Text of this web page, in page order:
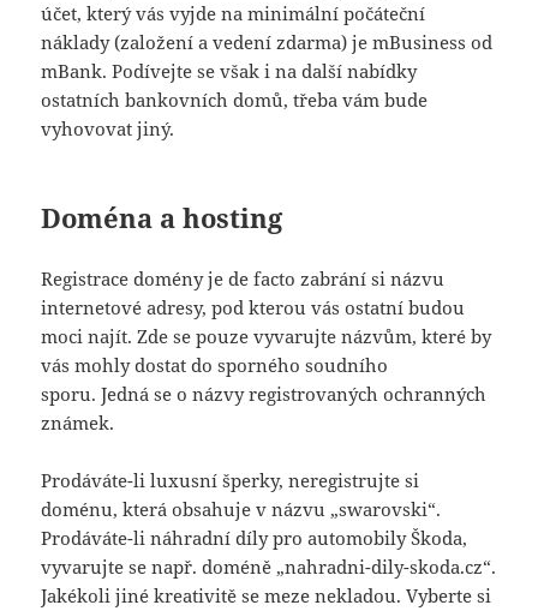
účet, který vás vyjde na minimální počáteční
náklady (založení a vedení zdarma) je mBusiness od
mBank. Podívejte se však i na další nabídky
ostatních bankovních domů, třeba vám bude
vyhovovat jiný.
Doména a hosting
Registrace domény je de facto zabrání si názvu
internetové adresy, pod kterou vás ostatní budou
moci najít. Zde se pouze vyvarujte názvům, které by
vás mohly dostat do sporného soudního
sporu. Jedná se o názvy registrovaných ochranných
známek.
Prodáváte-li luxusní šperky, neregistrujte si
doménu, která obsahuje v názvu „swarovski“.
Prodáváte-li náhradní díly pro automobily Škoda,
vyvarujte se např. doméně „nahradni-dily-skoda.cz“.
Jakékoli jiné kreativitě se meze nekladou. Vyberte si